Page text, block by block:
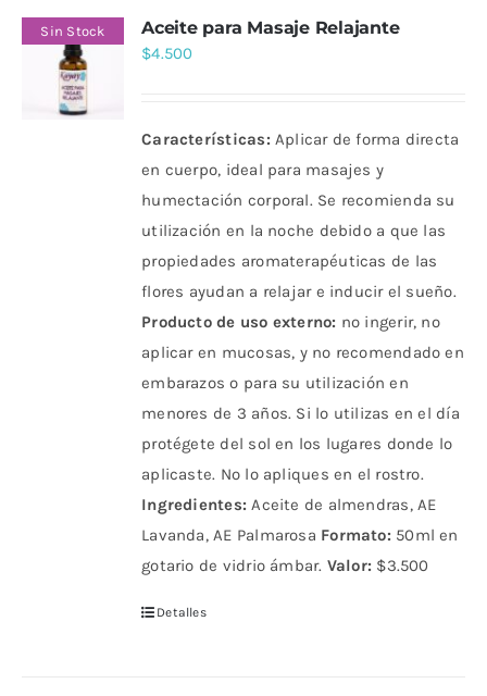
Sin Stock Aceite para Masaje Relajante
$4.500
Características: Aplicar de forma directa
en cuerpo, ideal para masajes y
humectación corporal. Se recomienda su
utilización en la noche debido a que las
propiedades aromaterapéuticas de las
flores ayudan a relajar e inducir el sueño.
Producto de uso externo: no ingerir, no
aplicar en mucosas, y no recomendado en
embarazos o para su utilización en
menores de 3 años. Si lo utilizas en el día
protégete del sol en los lugares donde lo
aplicaste. No lo apliques en el rostro.
Ingredientes: Aceite de almendras, AE
Lavanda, AE Palmarosa Formato: 50ml en
gotario de vidrio ámbar. Valor: $3.500
Detalles